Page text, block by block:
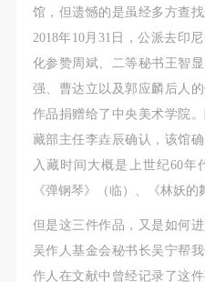
馆，但遗憾的是虽经多方查
2018年10月31日，公派去印
化参赞周斌、二等秘书王智
强、曹达立以及郭应麟后人
作品捐赠给了中央美术学院
藏部主任李垚辰确认，该馆
入藏时间大概是上世纪60年
《弹钢琴》（临）、《林妖的
但是这三件作品，又是如何
吴作人基金会秘书长吴宁帮
作人在文献中曾经记录了这